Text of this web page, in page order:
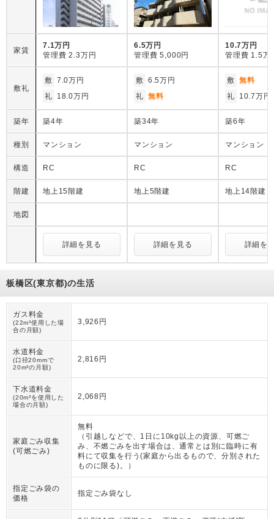
家賃
7.1万円
管理費 2.3万円
6.5万円
管理費 5,000円
10.7万円
管理費 1.5万
敷礼
敷 7.0万円
礼
18.0万円
敷 6.5万円
礼 無料
敷 無料
礼
10.7万円
築年 築4年 築34年 築6年
種別 マンション マンション マンション
構造 RC RC RC
階建 地上15階建 地上5階建 地上14階建
地図
詳細を見る 詳細を見る 詳細を
板橋区(東京都)の生活
ガス料金
(22m³使用した場
合の月額)
3,926円
水道料金
(口径20mmで
20m³の月額)
2,816円
下水道料金
(20m³を使用した
場合の月額)
2,068円
家庭ごみ収集
(可燃ごみ)
無料
（ 引越しなどで、1日に10kg以上の資源、可燃ご
み、不燃ごみを出す場合は、通常とは別に臨時に有
料にて収集を行う(家庭から出るもので、分別された
ものに限る)。
）
指定ごみ袋の
価格
指定ごみ袋なし